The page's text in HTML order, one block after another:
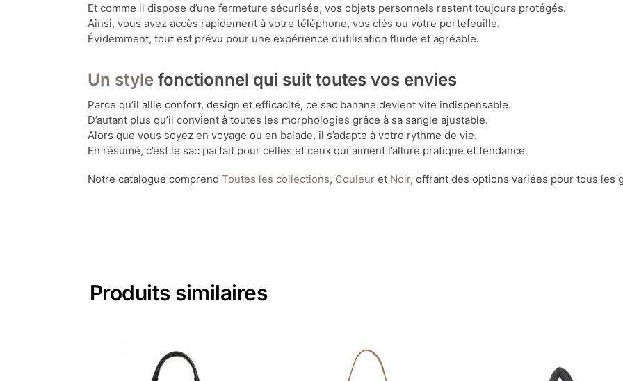
Et comme il dispose d’une fermeture sécurisée, vos objets personnels restent toujours protégés.
Ainsi, vous avez accès rapidement à votre téléphone, vos clés ou votre portefeuille.
Évidemment, tout est prévu pour une expérience d’utilisation fluide et agréable.
Un style fonctionnel qui suit toutes vos envies
Parce qu’il allie confort, design et efficacité, ce sac banane devient vite indispensable.
D’autant plus qu’il convient à toutes les morphologies grâce à sa sangle ajustable.
Alors que vous soyez en voyage ou en balade, il s’adapte à votre rythme de vie.
En résumé, c’est le sac parfait pour celles et ceux qui aiment l’allure pratique et tendance.
Notre catalogue comprendToutes les collections, Couleur et Noir, offrant des options variées pour tous les
Produits similaires